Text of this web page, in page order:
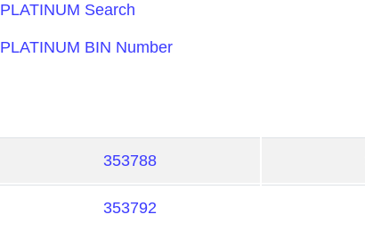
PLATINUM Search
PLATINUM BIN Number
353788
353792